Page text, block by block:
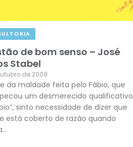
de bom senso – José
Stabel
de 2008
da maldade feita pelo Fábio, que
um desmerecido qualificativo
sinto necessidade de dizer que
está coberto de razão quando